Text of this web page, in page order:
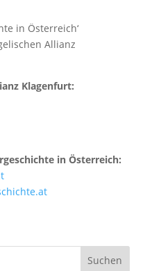
in Österreich‘
Allianz
Klagenfurt:
in Österreich:
Suchen